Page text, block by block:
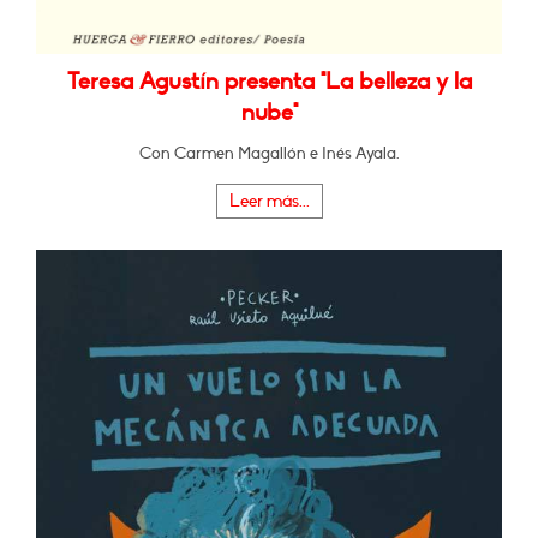
Teresa Agustín presenta "La belleza y la
nube"
Con Carmen Magallón e Inés Ayala.
Leer más...